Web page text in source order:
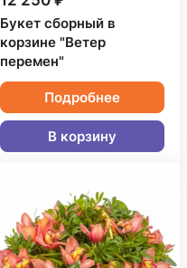
Букет сборный в
корзине "Ветер
перемен"
Подробнее
В корзину